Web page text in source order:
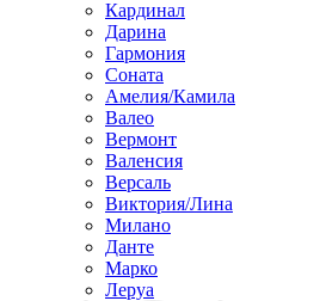
Кардинал
Дарина
Гармония
Соната
Амелия/Камила
Валео
Вермонт
Валенсия
Версаль
Виктория/Лина
Милано
Данте
Марко
Леруа